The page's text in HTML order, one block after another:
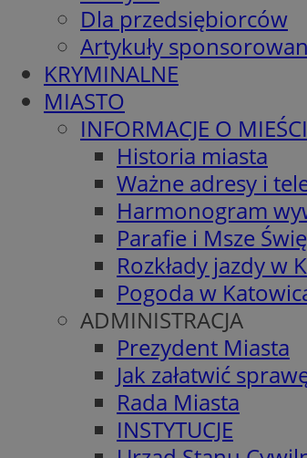
Dla przedsiębiorców
Artykuły
KRYMINALNE
MIASTO
INFORMACJE O
Historia miasta
Ważne adresy i
Harmonogram
Parafie i Msze
Rozkłady jazdy w
Pogoda w
ADMINISTRACJA
Prezydent Miasta
Jak załatwić
Rada Miasta
INSTYTUCJE